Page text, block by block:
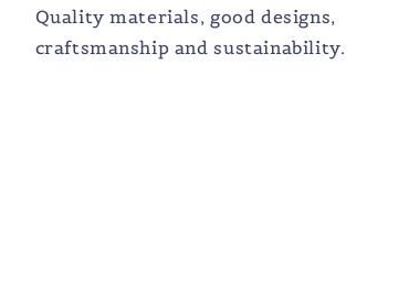
Quality materials, good designs,
craftsmanship and sustainability.